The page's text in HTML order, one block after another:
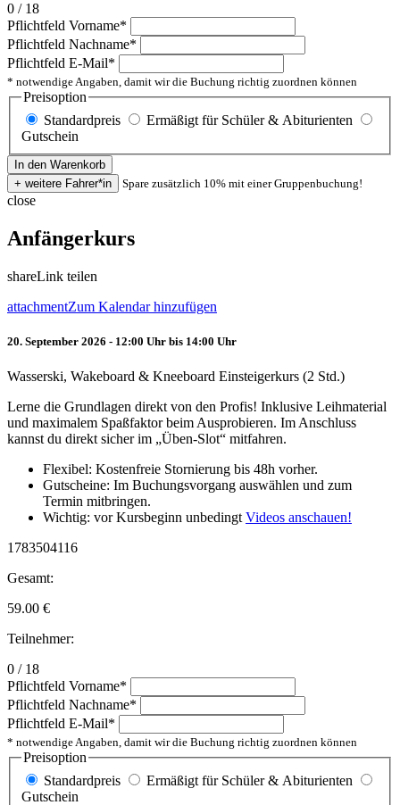
0 / 18
Pflichtfeld Vorname*
Pflichtfeld Nachname*
Pflichtfeld E-Mail*
* notwendige Angaben, damit wir die Buchung richtig zuordnen können
Preisoption
Standardpreis
Ermäßigt für Schüler & Abiturienten
Gutschein
Spare zusätzlich 10% mit einer Gruppenbuchung!
close
Anfängerkurs
shareLink teilen
attachmentZum Kalendar hinzufügen
20. September 2026 - 12:00 Uhr bis 14:00 Uhr
Wasserski, Wakeboard & Kneeboard Einsteigerkurs (2 Std.)
Lerne die Grundlagen direkt von den Profis! Inklusive Leihmaterial
und maximalem Spaßfaktor beim Ausprobieren. Im Anschluss
kannst du direkt sicher im „Üben-Slot“ mitfahren.
Flexibel: Kostenfreie Stornierung bis 48h vorher.
Gutscheine: Im Buchungsvorgang auswählen und zum
Termin mitbringen.
Wichtig: vor Kursbeginn unbedingt Videos anschauen!
1783504116
Gesamt:
59.00 €
Teilnehmer:
0 / 18
Pflichtfeld Vorname*
Pflichtfeld Nachname*
Pflichtfeld E-Mail*
* notwendige Angaben, damit wir die Buchung richtig zuordnen können
Preisoption
Standardpreis
Ermäßigt für Schüler & Abiturienten
Gutschein